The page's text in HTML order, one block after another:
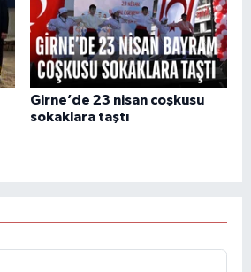
Girne’de 23 nisan coşkusu
sokaklara taştı